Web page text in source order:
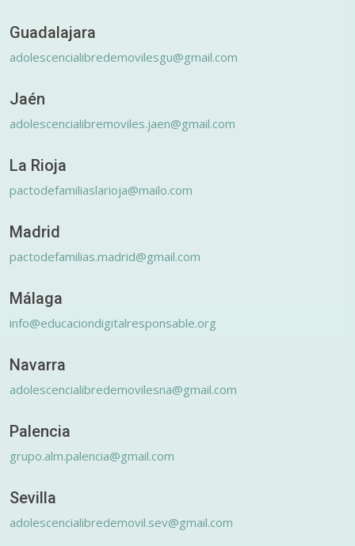
Guadalajara
adolescencialibredemovilesgu@gmail.com
Jaén
adolescencialibremoviles.jaen@gmail.com
La Rioja
pactodefamiliaslarioja@mailo.com
Madrid
pactodefamilias.madrid@gmail.com
Málaga
info@educaciondigitalresponsable.org
Navarra
adolescencialibredemovilesna@gmail.com
Palencia
grupo.alm.palencia@gmail.com
Sevilla
adolescencialibredemovil.sev@gmail.com